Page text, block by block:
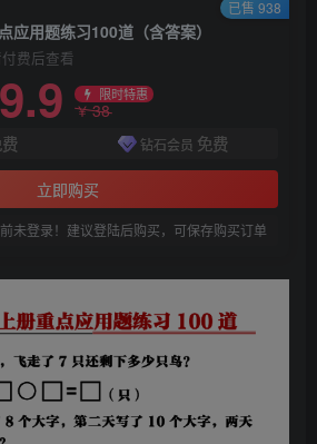
应用题练习100道（含答案）
费后查看
9.9 限时特惠
￥38
钻石会员 免费
立即购买
未登录！建议登陆后购买，可保存购买订单
已售 938